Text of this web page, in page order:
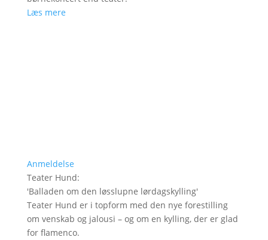
Læs mere
Anmeldelse
Teater Hund:
'Balladen om den løsslupne lørdagskylling'
Teater Hund er i topform med den nye forestilling
om venskab og jalousi – og om en kylling, der er glad
for flamenco.